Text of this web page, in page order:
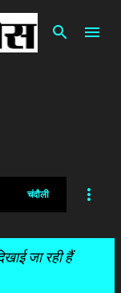
चंदौली
जा रही हैं